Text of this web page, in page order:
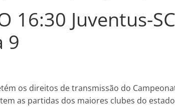
16:30 Juventus-
9
os direitos de transmissão do
as partidas dos maiores clubes do estado